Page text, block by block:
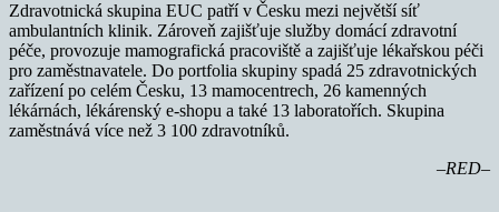
Zdravotnická skupina EUC patří v Česku mezi největší síť
ambulantních klinik. Zároveň zajišťuje služby domácí zdravotní
péče, provozuje mamografická pracoviště a zajišťuje lékařskou péči
pro zaměstnavatele. Do portfolia skupiny spadá 25 zdravotnických
zařízení po celém Česku, 13 mamocentrech, 26 kamenných
lékárnách, lékárenský e-shopu a také 13 laboratořích. Skupina
zaměstnává více než 3 100 zdravotníků.
–RED–